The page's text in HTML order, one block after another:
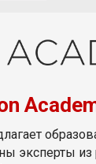
эксперты из